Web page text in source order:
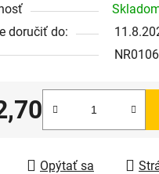
doručiť do:
cena:
Opýtať sa